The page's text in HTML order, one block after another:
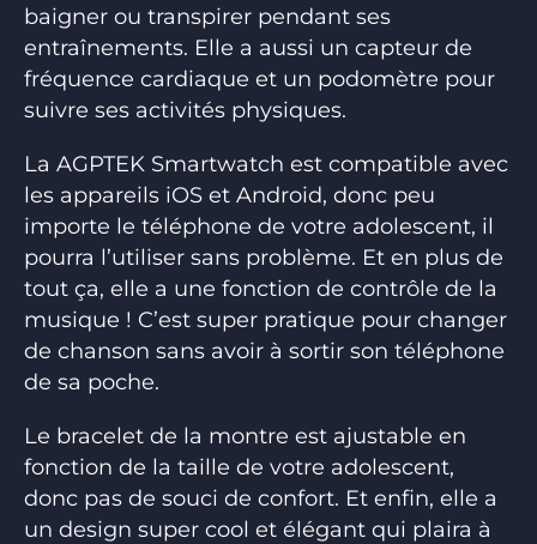
baigner ou transpirer pendant ses
entraînements. Elle a aussi un capteur de
fréquence cardiaque et un podomètre pour
suivre ses activités physiques.
La AGPTEK Smartwatch est compatible avec
les appareils iOS et Android, donc peu
importe le téléphone de votre adolescent, il
pourra l’utiliser sans problème. Et en plus de
tout ça, elle a une fonction de contrôle de la
musique ! C’est super pratique pour changer
de chanson sans avoir à sortir son téléphone
de sa poche.
Le bracelet de la montre est ajustable en
fonction de la taille de votre adolescent,
donc pas de souci de confort. Et enfin, elle a
un design super cool et élégant qui plaira à